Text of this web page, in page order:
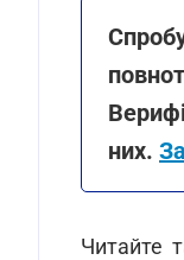
них.
Читайте